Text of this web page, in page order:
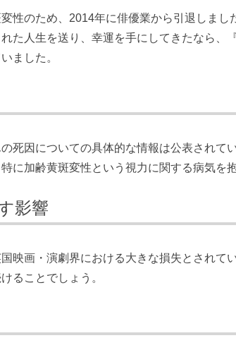
性のため、2014年に俳優業から引退しまし
た人生を送り、幸運を手にしてきたなら、
ました。
死因についての具体的な情報は公表されて
に加齢黄斑変性という視力に関する病気を
影響
映画・演劇界における大きな損失とされて
ることでしょう。